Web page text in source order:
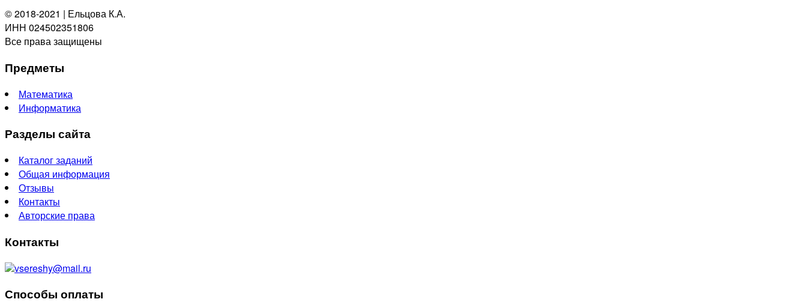
© 2018-2021 | Ельцова К.А.
ИНН 024502351806
Все права защищены
Предметы
Математика
Информатика
Разделы сайта
Каталог заданий
Общая информация
Отзывы
Контакты
Авторские права
Контакты
vsereshy@mail.ru
Способы оплаты